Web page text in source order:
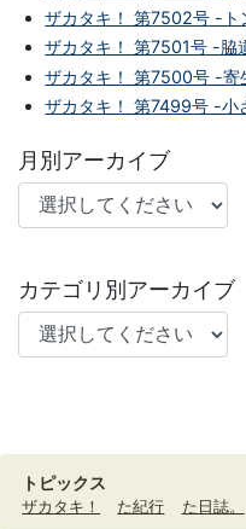
ザカタキ！ 第7502号 -ト
ザカタキ！ 第7501号 -脇
ザカタキ！ 第7500号 -寄
ザカタキ！ 第7499号 -小
月別アーカイブ
カテゴリ別アーカイブ
トピックス
ザカタキ！ た紀行 た日誌。